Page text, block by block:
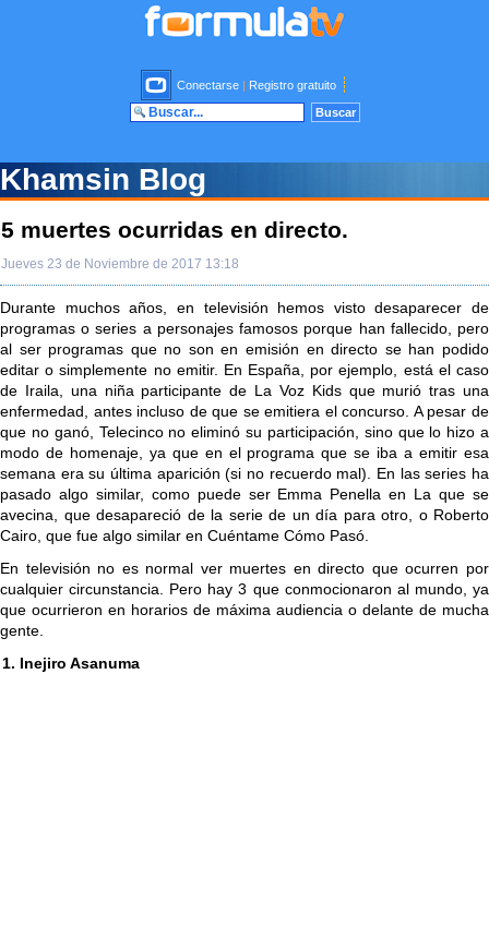
Conectarse | Registro gratuito
Khamsin Blog
5 muertes ocurridas en directo.
Jueves 23 de Noviembre de 2017 13:18
Durante muchos años, en televisión hemos visto desaparecer de
programas o series a personajes famosos porque han fallecido, pero
al ser programas que no son en emisión en directo se han podido
editar o simplemente no emitir. En España, por ejemplo, está el caso
de Iraila, una niña participante de La Voz Kids que murió tras una
enfermedad, antes incluso de que se emitiera el concurso. A pesar de
que no ganó, Telecinco no eliminó su participación, sino que lo hizo a
modo de homenaje, ya que en el programa que se iba a emitir esa
semana era su última aparición (si no recuerdo mal). En las series ha
pasado algo similar, como puede ser Emma Penella en La que se
avecina, que desapareció de la serie de un día para otro, o Roberto
Cairo, que fue algo similar en Cuéntame Cómo Pasó.
En televisión no es normal ver muertes en directo que ocurren por
cualquier circunstancia. Pero hay 3 que conmocionaron al mundo, ya
que ocurrieron en horarios de máxima audiencia o delante de mucha
gente.
1. Inejiro Asanuma